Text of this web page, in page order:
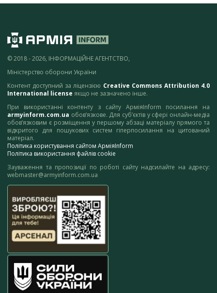
© 2018 - 2026, ІНФОРМАЦІЙНЕ АГЕНТСТВО,
Міністерство оборони України
Контент доступний за ліцензією Creative Commons Attribution 4.0
International license якщо не зазначено інше.
При використанні контенту з сайту АрміяInform посилання на
armyinform.com.ua обов’язкове. Для суб’єктів у сфері онлайн-медіа
обов’язковим є розміщення у першому абзаці матеріалу прямого та
відкритого для пошукових систем гіперпосилання на цитований
матеріал.
Політика користування сайтом АрміяInform
Політика використання файлів cookie
Зауваження та пропозиції по роботі сайту надсилайте на адресу:
webmaster@armyinform.com.ua